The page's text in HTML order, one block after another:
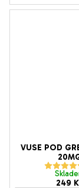
je
VUSE POD
249